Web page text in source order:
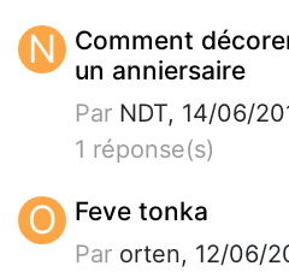
N
Comment
un anniersaire
Par NDT, 14/06/
1 réponse(s)
O Feve tonka
Par orten, 12/06/